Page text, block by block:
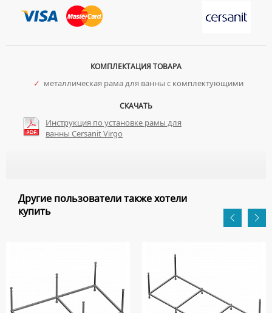
КОМПЛЕКТАЦИЯ ТОВАРА
✓ металлическая рама для ванны с комплектующими
СКАЧАТЬ
Инструкция по установке рамы для
ванны Cersanit Virgo
Другие пользователи также хотели
купить